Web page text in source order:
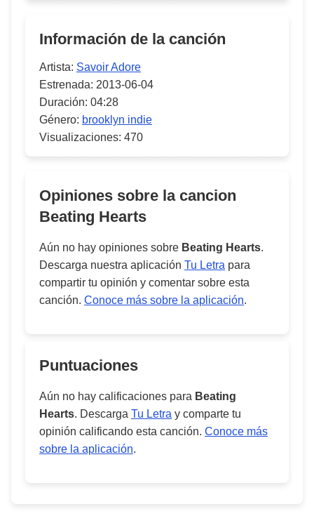
Información de la canción
Artista: Savoir Adore
Estrenada: 2013-06-04
Duración: 04:28
Género: brooklyn indie
Visualizaciones: 470
Opiniones sobre la cancion
Beating Hearts
Aún no hay opiniones sobre Beating Hearts.
Descarga nuestra aplicación Tu Letra para
compartir tu opinión y comentar sobre esta
canción. Conoce más sobre la aplicación.
Puntuaciones
Aún no hay calificaciones para Beating
Hearts. Descarga Tu Letra y comparte tu
opinión calificando esta canción. Conoce más
sobre la aplicación.